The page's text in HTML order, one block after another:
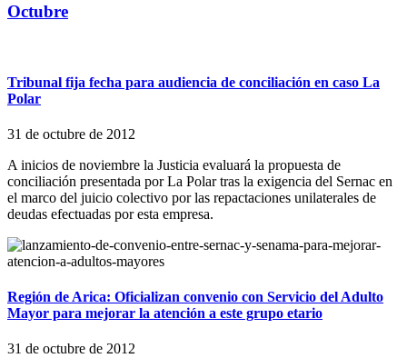
Octubre
Tribunal fija fecha para audiencia de conciliación en caso La
Polar
31 de octubre de 2012
A inicios de noviembre la Justicia evaluará la propuesta de
conciliación presentada por La Polar tras la exigencia del Sernac en
el marco del juicio colectivo por las repactaciones unilaterales de
deudas efectuadas por esta empresa.
Región de Arica: Oficializan convenio con Servicio del Adulto
Mayor para mejorar la atención a este grupo etario
31 de octubre de 2012